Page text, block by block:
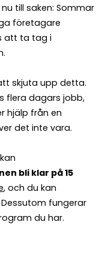
nu till saken: Sommar
företagare
att ta tag i
skjuta upp detta.
flera dagars jobb,
hjälp från en
det inte vara.
bli klar på 15
, och du kan
fungerar
du har.